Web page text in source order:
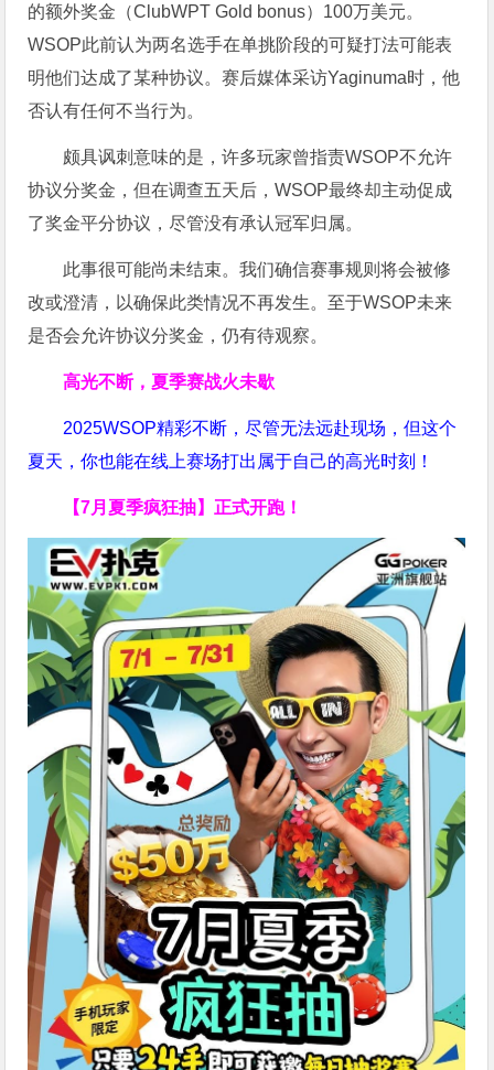
的额外奖金（ClubWPT Gold bonus）100万美元。
WSOP此前认为两名选手在单挑阶段的可疑打法可能表
明他们达成了某种协议。赛后媒体采访Yaginuma时，他
否认有任何不当行为。
颇具讽刺意味的是，许多玩家曾指责WSOP不允许
协议分奖金，但在调查五天后，WSOP最终却主动促成
了奖金平分协议，尽管没有承认冠军归属。
此事很可能尚未结束。我们确信赛事规则将会被修
改或澄清，以确保此类情况不再发生。至于WSOP未来
是否会允许协议分奖金，仍有待观察。
高光不断，夏季赛战火未歇
2025WSOP精彩不断，尽管无法远赴现场，但这个
夏天，你也能在线上赛场打出属于自己的高光时刻！
【7月夏季疯狂抽】正式开跑！